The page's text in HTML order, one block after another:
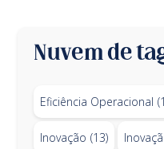
Nuvem de
Eficiência Operacional
Inovação (13)